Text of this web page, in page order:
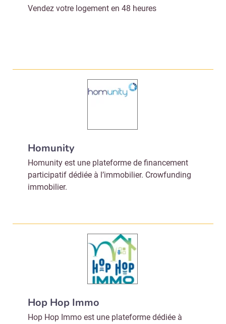
Vendez votre logement en 48 heures
Homunity
Homunity est une plateforme de financement
participatif dédiée à l’immobilier. Crowfunding
immobilier.
Hop Hop Immo
Hop Hop Immo est une plateforme dédiée à